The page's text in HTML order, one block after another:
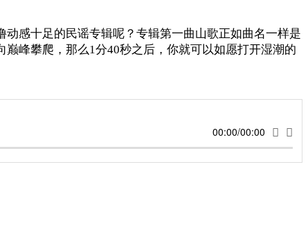
感十足的民谣专辑呢？专辑第一曲山歌正如曲名一样是
峰攀爬，那么1分40秒之后，你就可以如愿打开湿潮的
00:00/00:00